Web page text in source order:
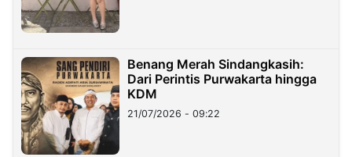
Benang Merah Sindangkasih:
Dari Perintis Purwakarta hingga
KDM
21/07/2026 - 09:22